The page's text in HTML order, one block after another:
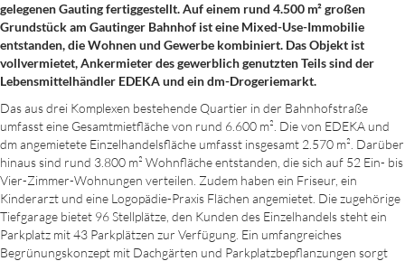
gelegenen Gauting fertiggestellt. Auf einem rund 4.500 m² großen
Grundstück am Gautinger Bahnhof ist eine Mixed-Use-Immobilie
entstanden, die Wohnen und Gewerbe kombiniert. Das Objekt ist
vollvermietet, Ankermieter des gewerblich genutzten Teils sind der
Lebensmittelhändler EDEKA und ein dm-Drogeriemarkt.
Das aus drei Komplexen bestehende Quartier in der Bahnhofstraße
umfasst eine Gesamtmietfläche von rund 6.600 m². Die von EDEKA und
dm angemietete Einzelhandelsfläche umfasst insgesamt 2.570 m². Darüber
hinaus sind rund 3.800 m² Wohnfläche entstanden, die sich auf 52 Ein- bis
Vier-Zimmer-Wohnungen verteilen. Zudem haben ein Friseur, ein
Kinderarzt und eine Logopädie-Praxis Flächen angemietet. Die zugehörige
Tiefgarage bietet 96 Stellplätze, den Kunden des Einzelhandels steht ein
Parkplatz mit 43 Parkplätzen zur Verfügung. Ein umfangreiches
Begrünungskonzept mit Dachgärten und Parkplatzbepflanzungen sorgt